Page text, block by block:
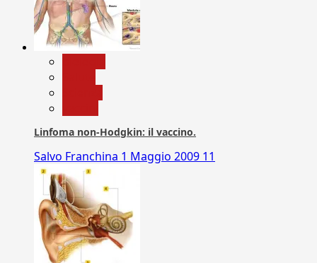
Linfoma non-Hodgkin: il vaccino.
Salvo Franchina 1 Maggio 2009 11